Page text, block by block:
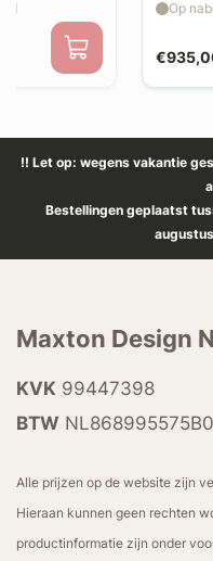
Op
!! Let op: wegens vakantie
Bestellingen geplaatst
Maxton Design
KVK 99447398
BTW
Alle prijzen op de website zijn
Hieraan kunnen geen rechten
productinformatie zijn onder